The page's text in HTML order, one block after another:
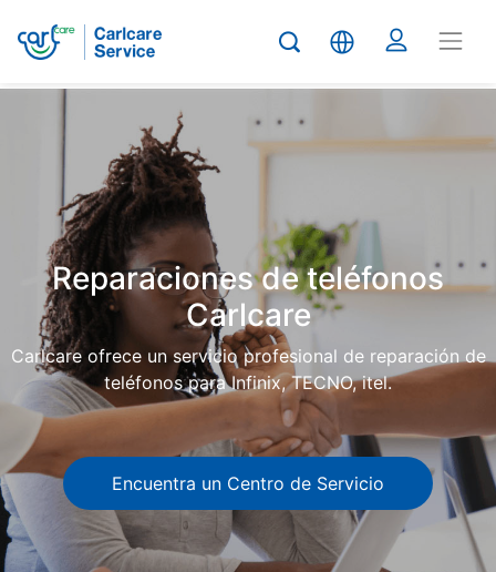
Carlcare
Phone
repair
Reparaciones de teléfonos
Carlcare
Carlcare ofrece un servicio profesional de reparación de
teléfonos para Infinix, TECNO, itel.
Encuentra un Centro de Servicio